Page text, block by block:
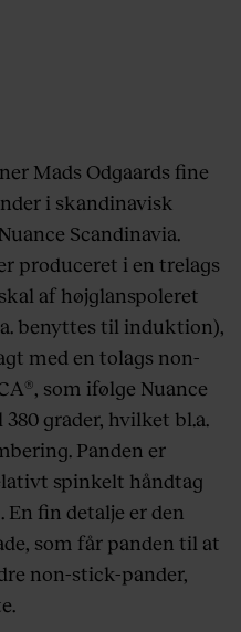
Mads Odgaards fine
i skandinavisk
Scandinavia.
produceret i en trelags
af højglanspoleret
benyttes til induktion),
med en tolags non-
som ifølge Nuance
grader, hvilket bl.a.
Panden er
spinkelt håndtag
fin detalje er den
som får panden til at
non-stick-pander,